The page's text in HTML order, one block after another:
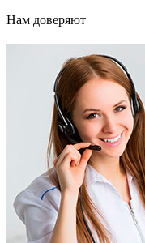
Нам доверяют